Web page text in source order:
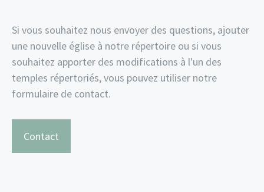
Si vous souhaitez nous envoyer des questions, ajouter
une nouvelle église à notre répertoire ou si vous
souhaitez apporter des modifications à l'un des
temples répertoriés, vous pouvez utiliser notre
formulaire de contact.
Contact